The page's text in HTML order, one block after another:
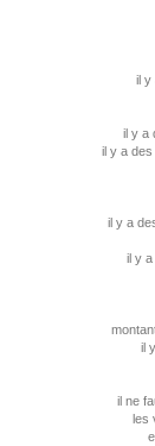
il y
il y a
il y a
il y a
il y
il
il ne
les